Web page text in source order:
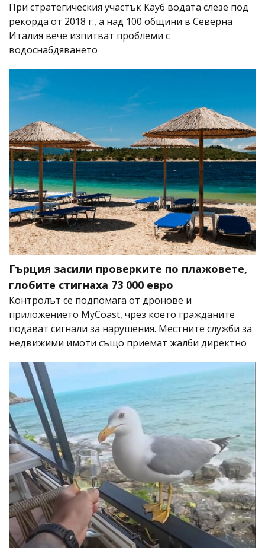
При стратегическия участък Кауб водата слезе под
рекорда от 2018 г., а над 100 общини в Северна
Италия вече изпитват проблеми с
водоснабдяването
Гърция засили проверките по плажовете,
глобите стигнаха 73 000 евро
Контролът се подпомага от дронове и
приложението MyCoast, чрез което гражданите
подават сигнали за нарушения. Местните служби за
недвижими имоти също приемат жалби директно